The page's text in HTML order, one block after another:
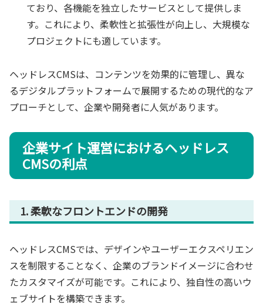
ており、各機能を独立したサービスとして提供しま
す。これにより、柔軟性と拡張性が向上し、大規模な
プロジェクトにも適しています。
ヘッドレスCMSは、コンテンツを効果的に管理し、異な
るデジタルプラットフォームで展開するための現代的なア
プローチとして、企業や開発者に人気があります。
企業サイト運営におけるヘッドレス
CMSの利点
1. 柔軟なフロントエンドの開発
ヘッドレスCMSでは、デザインやユーザーエクスペリエン
スを制限することなく、企業のブランドイメージに合わせ
たカスタマイズが可能です。これにより、独自性の高いウ
ェブサイトを構築できます。